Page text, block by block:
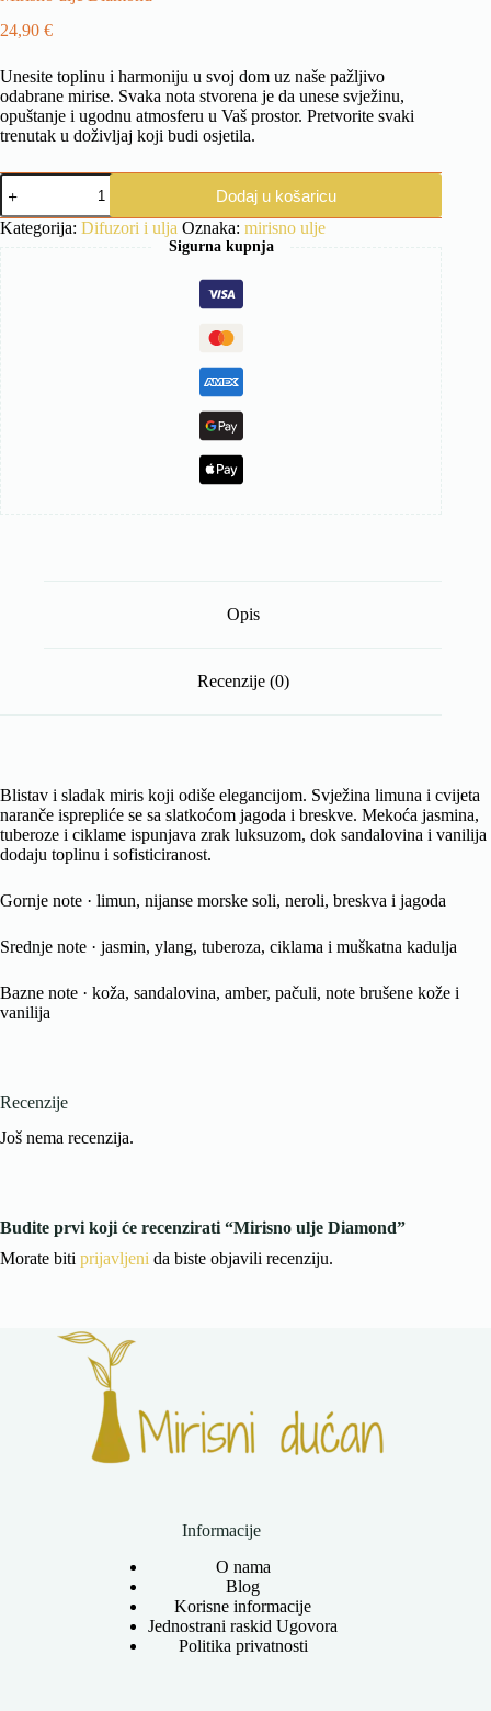
24,90 €
Unesite toplinu i harmoniju u svoj dom uz naše pažljivo
odabrane mirise. Svaka nota stvorena je da unese svježinu,
opuštanje i ugodnu atmosferu u Vaš prostor. Pretvorite svaki
trenutak u doživljaj koji budi osjetila.
Mirisno
ulje
Diamond
količina
Dodaj u košaricu
Kategorija: Difuzori i ulja Oznaka: mirisno ulje
Sigurna kupnja
Opis
Recenzije (0)
Blistav i sladak miris koji odiše elegancijom. Svježina limuna i cvijeta
naranče isprepliće se sa slatkoćom jagoda i breskve. Mekoća jasmina,
tuberoze i ciklame ispunjava zrak luksuzom, dok sandalovina i vanilija
dodaju toplinu i sofisticiranost.
Gornje note · limun, nijanse morske soli, neroli, breskva i jagoda
Srednje note · jasmin, ylang, tuberoza, ciklama i muškatna kadulja
Bazne note · koža, sandalovina, amber, pačuli, note brušene kože i
vanilija
Recenzije
Još nema recenzija.
Budite prvi koji će recenzirati “Mirisno ulje Diamond”
Morate biti prijavljeni da biste objavili recenziju.
Informacije
O nama
Blog
Korisne informacije
Jednostrani raskid Ugovora
Politika privatnosti